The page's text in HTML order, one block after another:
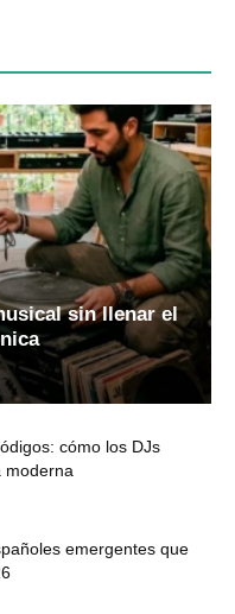
sin llenar el
cómo los DJs
moderna
emergentes que